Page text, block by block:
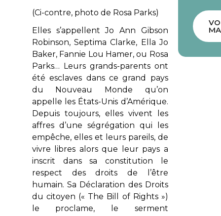
(Ci-contre, photo de Rosa Parks)
Elles s’appellent Jo Ann Gibson
Robinson, Septima Clarke, Ella Jo
Baker, Fannie Lou Hamer, ou Rosa
Parks… Leurs grands-parents ont
été esclaves dans ce grand pays
du Nouveau Monde qu’on
appelle les États-Unis d’Amérique.
Depuis toujours, elles vivent les
affres d’une ségrégation qui les
empêche, elles et leurs pareils, de
vivre libres alors que leur pays a
inscrit dans sa constitution le
respect des droits de l’être
humain. Sa Déclaration des Droits
du citoyen (« The Bill of Rights »)
le proclame, le serment